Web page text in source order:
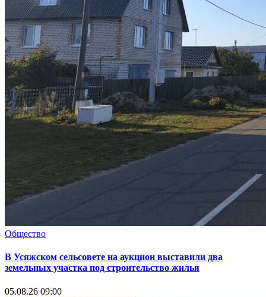
Общество
В Усяжском сельсовете на аукцион выставили два
земельных участка под строительство жилья
05.08.26 09:00